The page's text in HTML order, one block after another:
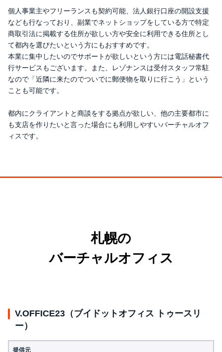
札幌の
バーチャルオフィス
V.OFFICE23（ブイドットオフィス トゥースリ
ー）
提供元
個人事業主やフリーランスも契約可能、法人銀行口座の開設支援
なども行なっており、副業でネットショップをしている方で特定
商取引法に掲載する住所が欲しい方や安全に利用できる住所とし
て都内を選びたいという方にもおすすめです。
本業に集中したいのでサポートが欲しいという方には電話秘書代
行サービスもございます。また、レゾナンスは受付スタッフ常駐
なので「近隣に来たのでついでに郵便物を取りに行こう」という
ことも可能です。
都内にクライアントと商談をする拠点が欲しい、他の主要都市に
も支店を作りたいと言った場合にも利用しやすいバーチャルオフ
ィスです。